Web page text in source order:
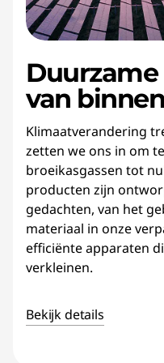
van
Klimaatverandering
zetten we ons in om
broeikasgassen tot
producten zijn
gedachten, van het
materiaal in onze
efficiënte apparaten
verkleinen.
Bekijk details